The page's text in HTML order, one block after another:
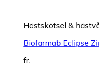
Hästskötsel &
Biofarmab Eclipse
fr.